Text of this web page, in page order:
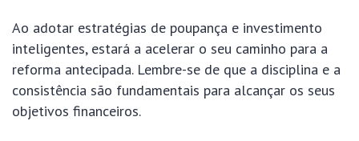
Ao adotar estratégias de poupança e investimento
inteligentes, estará a acelerar o seu caminho para a
reforma antecipada. Lembre-se de que a disciplina e a
consistência são fundamentais para alcançar os seus
objetivos financeiros.